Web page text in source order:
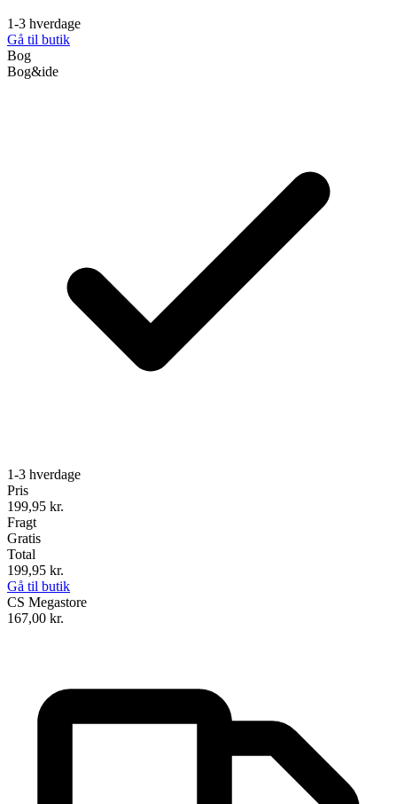
1-3 hverdage
Gå til butik
Bog
Bog&ide
1-3 hverdage
Pris
199,95 kr.
Fragt
Gratis
Total
199,95 kr.
Gå til butik
CS Megastore
167,00 kr.